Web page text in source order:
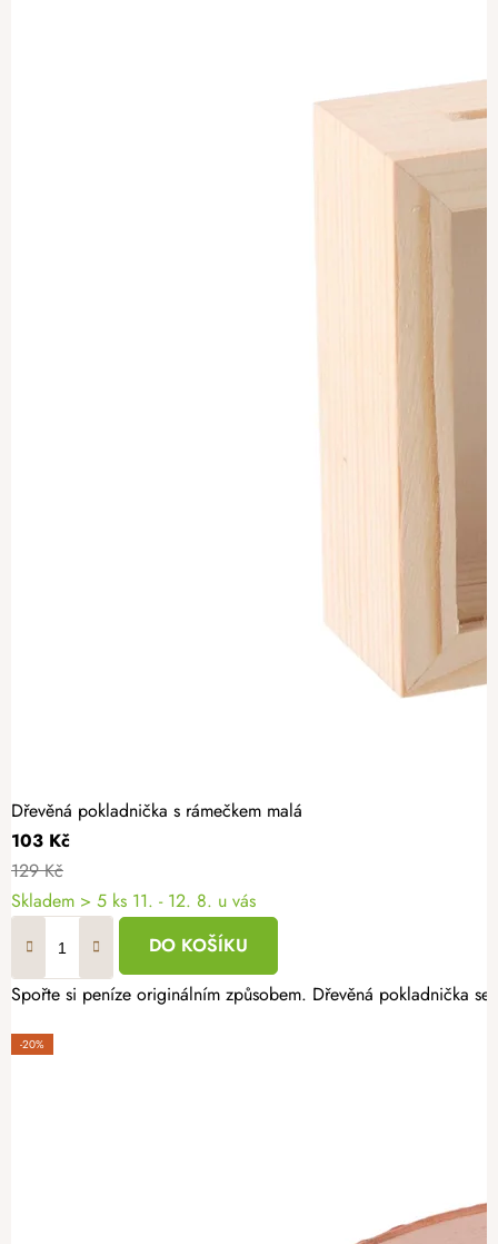
Dřevěná pokladnička s rámečkem malá
103 Kč
129 Kč
Skladem > 5 ks 11. - 12. 8. u vás
DO KOŠÍKU
Spořte si peníze originálním způsobem. Dřevěná pokladnička
-20%